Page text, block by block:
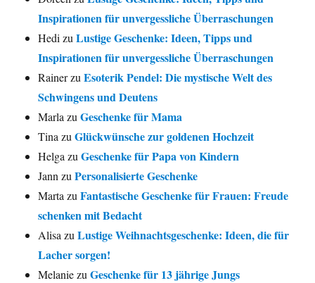
Inspirationen für unvergessliche Überraschungen
Hedi zuLustige Geschenke: Ideen, Tipps und
Inspirationen für unvergessliche Überraschungen
RainerzuEsoterik Pendel: Die mystische Welt des
Schwingens und Deutens
Marla zuGeschenke für Mama
Tina zuGlückwünsche zur goldenen Hochzeit
Helga zuGeschenke für Papa von Kindern
Jann zuPersonalisierte Geschenke
Marta zuFantastische Geschenke für Frauen: Freude
schenken mit Bedacht
Alisa zuLustige Weihnachtsgeschenke: Ideen, die für
Lacher sorgen!
MelaniezuGeschenke für 13 jährige Jungs